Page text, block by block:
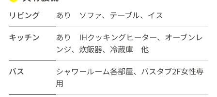
リビング
あり ソファ、テーブル、イス
キッチン
あり IHクッキングヒーター、オーブンレ
ンジ、炊飯器、冷蔵庫 他
バス
シャワールーム各部屋、バスタブ2F女性専
用